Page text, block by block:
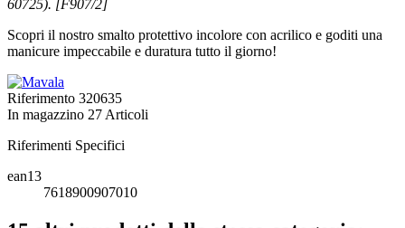
60725). [F907/2]
Scopri il nostro smalto protettivo incolore con acrilico e goditi una
manicure impeccabile e duratura tutto il giorno!
Riferimento 320635
In magazzino 27 Articoli
Riferimenti Specifici
ean13
7618900907010